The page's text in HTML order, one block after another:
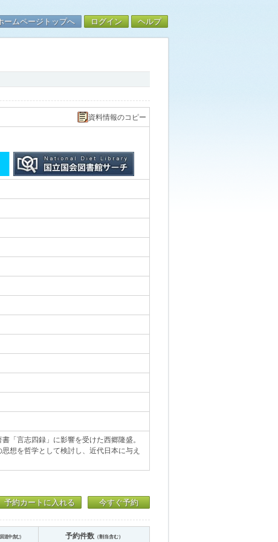
ームページトップへ ログイン ヘルプ
資料情報のコピー
「言志四録」に影響を受けた西郷隆盛。
想を哲学として検討し、近代日本に与え
予約カートに入れる 今すぐ予約
送中含む） 予約件数（割当含む）